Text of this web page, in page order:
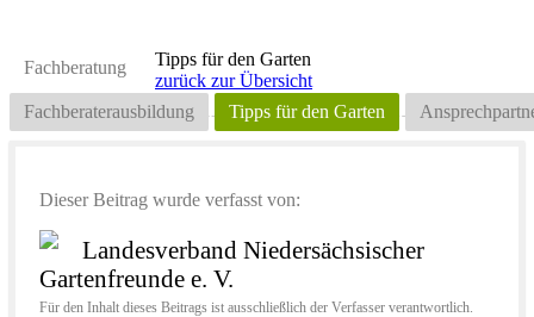
Fachberatung
Fachberaterausbildung Tipps für den Garten
Tipps für den Garten
zurück zur Übersicht
Dieser Beitrag wurde verfasst von:
Landesverband Niedersächsischer
Gartenfreunde e. V.
Für den Inhalt dieses Beitrags ist ausschließlich der Verfasser verantwortlich.